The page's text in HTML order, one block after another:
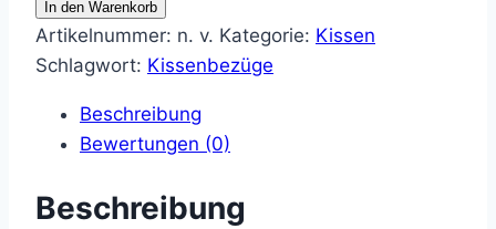
Menge
In den Warenkorb
Artikelnummer: n. v. Kategorie: Kissen
Schlagwort: Kissenbezüge
Beschreibung
Bewertungen (0)
Beschreibung